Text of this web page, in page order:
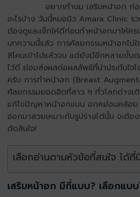
อยากทำนม เสริมหน้าอก ก่อนตั
อะไรบ้าง วันนี้หมอนิว Amara Clinic ร
ต้องดูและเช็กให้ดีก่อนทำหน้าอกมาให้คร
บทความนี้แล้ว การศัลยกรรมหน้าอกไม่
ลิโคนเข้าไปแล้วจบ แต่ยังมีอีกหลายขั้น
ไว้ดี ย่อมส่งผลต่อผลลัพธ์ที่น่าประทับใจ
ครับ การทำหน้าอก (Breast
ศัลยกรรมยอดฮิตที่สาว ๆ ทั่วโลกต่างเ
แก้ไขปัญหาหน้าอกแบน อกหย่อนคล้อย แ
ออกมาสวยเหมาะกับรูปร่างได้นั้น จะต้อ
ตัดสินใจ!
เลือกอ่านตามหัวข้อที่สนใจ ได้ที่
เสริมหน้าอก มีกี่แบบ? เลือกแบ